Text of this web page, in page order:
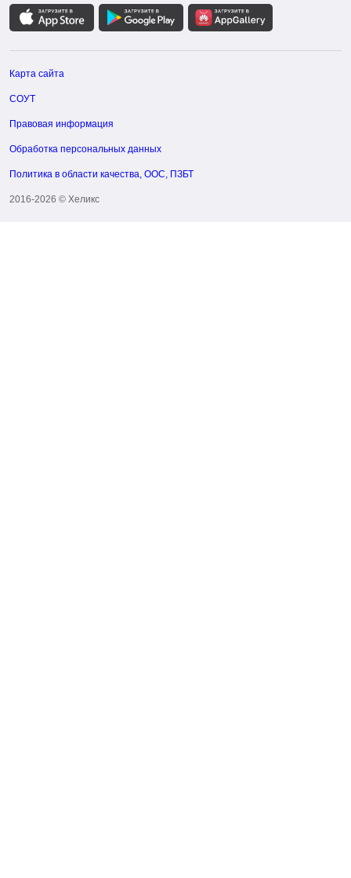
Карта сайта
СОУТ
Правовая информация
Обработка персональных данных
Политика в области качества, ООС, ПЗБТ
2016-2026 © Хеликс